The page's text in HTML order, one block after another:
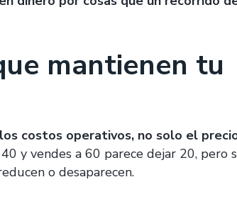
mantienen tu
costos operativos, no solo el
y vendes a 60 parece dejar 20, pero
o desaparecen.